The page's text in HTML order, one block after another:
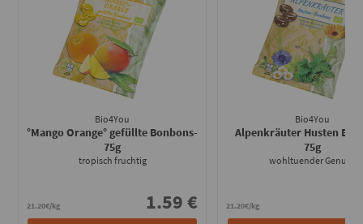
Bio4You
°Mango Orange° gefüllte Bonbons-
75g
tropisch fruchtig
21.20€/kg 1.59 €
Bio4You
Alpenkräuter Husten
75g
wohltuender Genuss
21.20€/kg